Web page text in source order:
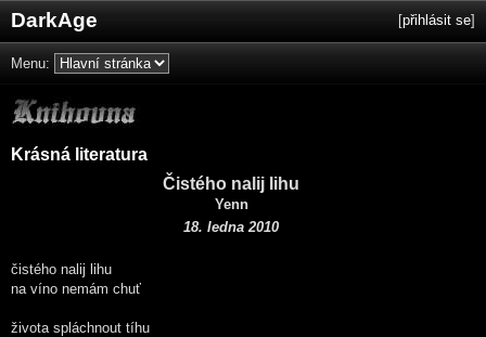
DarkAge [přihlásit se]
Menu:
Krásná literatura
Čistého nalij lihu
Yenn
18. ledna 2010
čistého nalij lihu
na víno nemám chuť
života spláchnout tíhu